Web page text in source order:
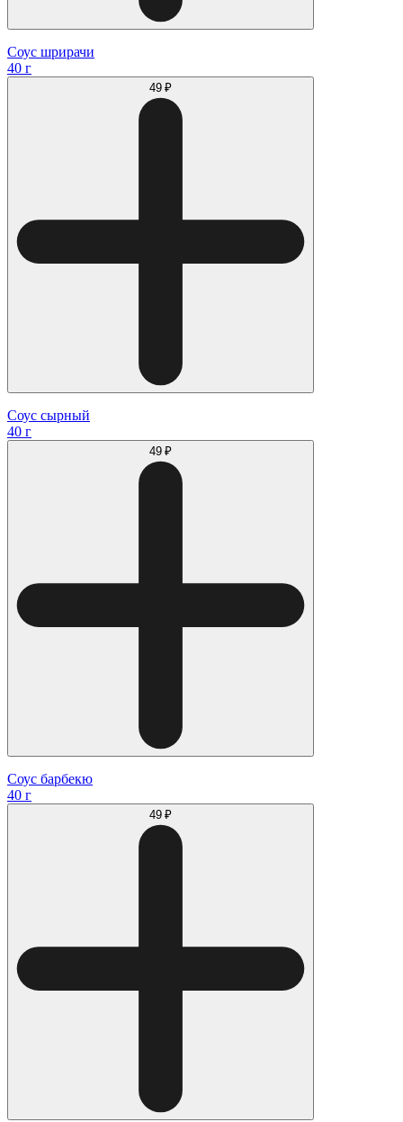
Соус шрирачи
40 г
49 ₽
Соус сырный
40 г
49 ₽
Соус барбекю
40 г
49 ₽